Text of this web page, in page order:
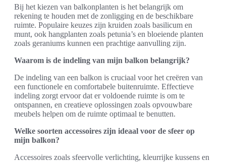
Bij het kiezen van balkonplanten is het belangrijk om
rekening te houden met de zonligging en de beschikbare
ruimte. Populaire keuzes zijn kruiden zoals basilicum en
munt, ook hangplanten zoals petunia’s en bloeiende planten
zoals geraniums kunnen een prachtige aanvulling zijn.
Waarom is de indeling van mijn balkon belangrijk?
De indeling van een balkon is cruciaal voor het creëren van
een functionele en comfortabele buitenruimte. Effectieve
indeling zorgt ervoor dat er voldoende ruimte is om te
ontspannen, en creatieve oplossingen zoals opvouwbare
meubels helpen om de ruimte optimaal te benutten.
Welke soorten accessoires zijn ideaal voor de sfeer op
mijn balkon?
Accessoires zoals sfeervolle verlichting, kleurrijke kussens en